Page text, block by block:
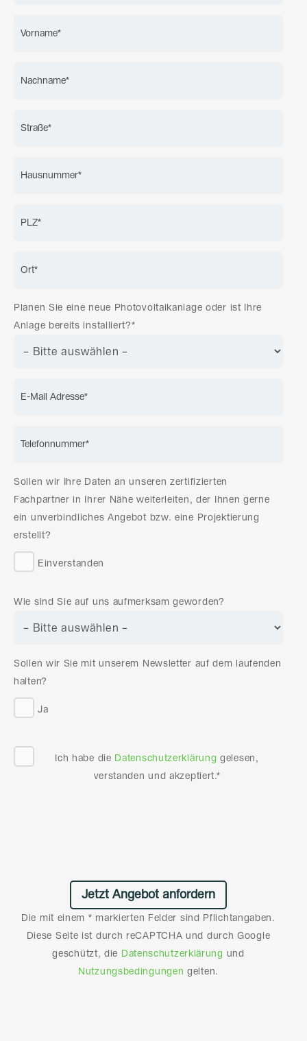
Planen Sie eine neue Photovoltaikanlage oder ist Ihre
Anlage bereits installiert?*
Sollen wir Ihre Daten an unseren zertifizierten
Fachpartner in Ihrer Nähe weiterleiten, der Ihnen gerne
ein unverbindliches Angebot bzw. eine Projektierung
erstellt?
Einverstanden
Wie sind Sie auf uns aufmerksam geworden?
Sollen wir Sie mit unserem Newsletter auf dem laufenden
halten?
Ja
Ich habe die Datenschutzerklärung gelesen,
verstanden und akzeptiert.*
Die mit einem * markierten Felder sind Pflichtangaben.
Diese Seite ist durch reCAPTCHA und durch Google
geschützt, die Datenschutzerklärung und
Nutzungsbedingungen gelten.